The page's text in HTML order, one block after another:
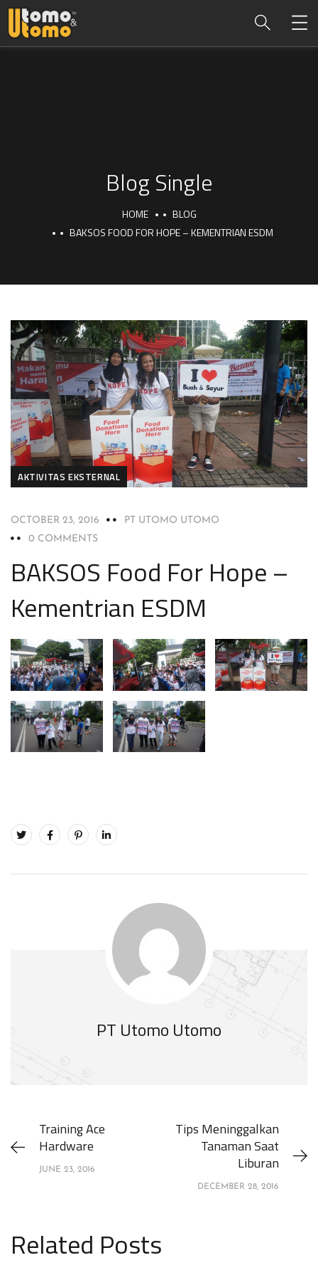
Blog Single
HOME
BLOG
BAKSOS FOOD FOR HOPE – KEMENTRIAN ESDM
AKTIVITAS EKSTERNAL
OCTOBER 23, 2016
PT UTOMO UTOMO
0 COMMENTS
BAKSOS Food For Hope –
Kementrian ESDM
PT Utomo Utomo
Training Ace
Hardware
JUNE 23, 2016
Tips Meninggalkan
Tanaman Saat
Liburan
DECEMBER 28, 2016
Related Posts